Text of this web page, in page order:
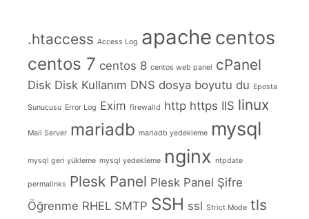
.htaccess Access Log apache centos
centos 7 centos 8 centos web panel cPanel
Disk Disk Kullanım DNS dosya boyutu du Eposta
Sunucusu Error Log Exim firewalld http https IIS linux
Mail Server mariadb mariadb yedekleme mysql
mysql geri yükleme mysql yedekleme nginx ntpdate
permalinks Plesk Panel Plesk Panel Şifre
Öğrenme RHEL SMTP SSH ssl Strict Mode tls